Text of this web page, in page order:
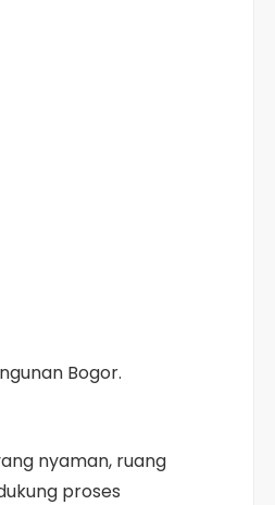
Bogor.
nyaman, ruang
proses